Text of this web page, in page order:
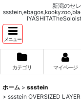
新潟のセ
メニュー
カテゴリ マイページ
ホーム > ssstein
> ssstein OVERSIZED